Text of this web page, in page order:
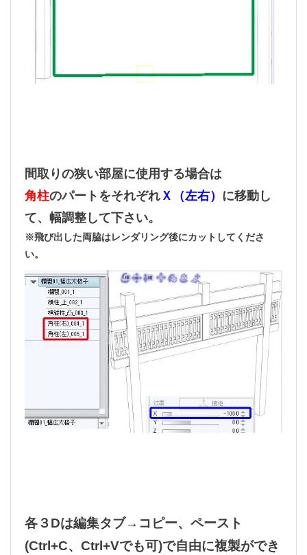
間取りの狭い部屋に使用する場合は
角柱のパートをそれぞれ Ｘ（左右） に移動し
て、幅調整して下さい。
※飛び出した両脇はレンダリング後にカットしてくださ
い。
各３Dは編集タブ→コピー、ペースト
(Ctrl+C、Ctrl+Vでも可)で自由に複製ができ